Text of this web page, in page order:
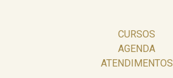
CURSOS
AGENDA
ATENDIMENTOS